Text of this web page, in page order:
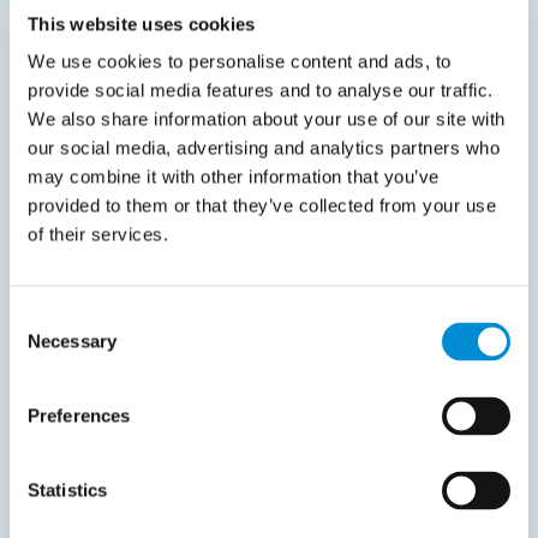
This website uses cookies
We use cookies to personalise content and ads, to
provide social media features and to analyse our traffic.
We also share information about your use of our site with
our social media, advertising and analytics partners who
may combine it with other information that you’ve
provided to them or that they’ve collected from your use
of their services.
Selection
Necessary
Preferences
Statistics
anderen laufenden e-Invoicing-Projekten
Bewertung interner Systeme und ERP-
Integrationen für zukünftige Compliance
Frühzeitige Zusammenarbeit mit Lösungspartnern
für Tests und Onboarding
Teile es mit deinen Kollegen
Verwandte Dokumente